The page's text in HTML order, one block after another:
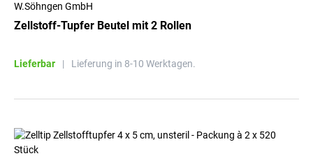
W.Söhngen GmbH
Zellstoff-Tupfer Beutel mit 2 Rollen
Lieferbar | Lieferung in 8-10 Werktagen.